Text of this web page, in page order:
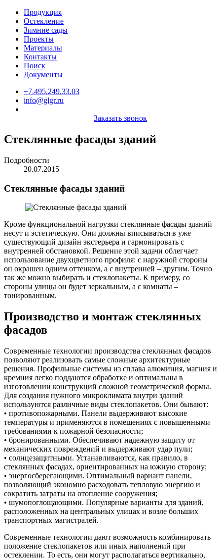
Продукция
Остекление
Зимние сады
Проекты
Материалы
Контакты
Поиск
Документы
+7.495.249.33.03
info@glgr.ru
Заказать звонок
Стеклянные фасады зданий
Подробности
20.07.2015
Стеклянные фасады зданий
Кроме функциональной нагрузки стеклянные фасады зданий
несут и эстетическую. Они должны вписываться в уже
существующий дизайн экстерьера и гармонировать с
внутренней обстановкой. Решение этой задачи облегчает
использование двухцветного профиля: с наружной стороны
он окрашен одним оттенком, а с внутренней – другим. Точно
так же можно выбирать и стеклопакеты. К примеру, со
стороны улицы он будет зеркальным, а с комнаты –
тонированным.
Производство и монтаж стеклянных
фасадов
Современные технологии производства стеклянных фасадов
позволяют реализовать самые сложные архитектурные
решения. Профильные системы из сплава алюминия, магния и
кремния легко поддаются обработке и оптимальны в
изготовлении конструкций сложной геометрической формы.
Для создания нужного микроклимата внутри зданий
используются различные виды стеклопакетов. Они бывают:
• противопожарными. Панели выдерживают высокие
температуры и применяются в помещениях с повышенными
требованиями к пожарной безопасности;
• бронированными. Обеспечивают надежную защиту от
механических повреждений и выдерживают удар пули;
• солнцезащитными. Устанавливаются, как правило, в
стеклянных фасадах, ориентированных на южную сторону;
• энергосберегающими. Оптимальный вариант панели,
позволяющий экономно расходовать тепловую энергию и
сократить затраты на отопление сооружения;
• шумопоглощающими. Популярные варианты для зданий,
расположенных на центральных улицах и возле больших
транспортных магистралей.
Современные технологии дают возможность комбинировать
положение стеклопакетов или иных наполнений при
остеклении. То есть, они могут располагаться вертикально,